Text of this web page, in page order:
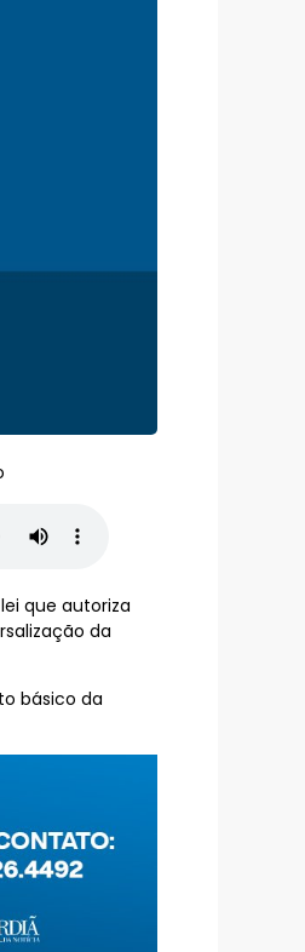
que autoriza
da
básico da